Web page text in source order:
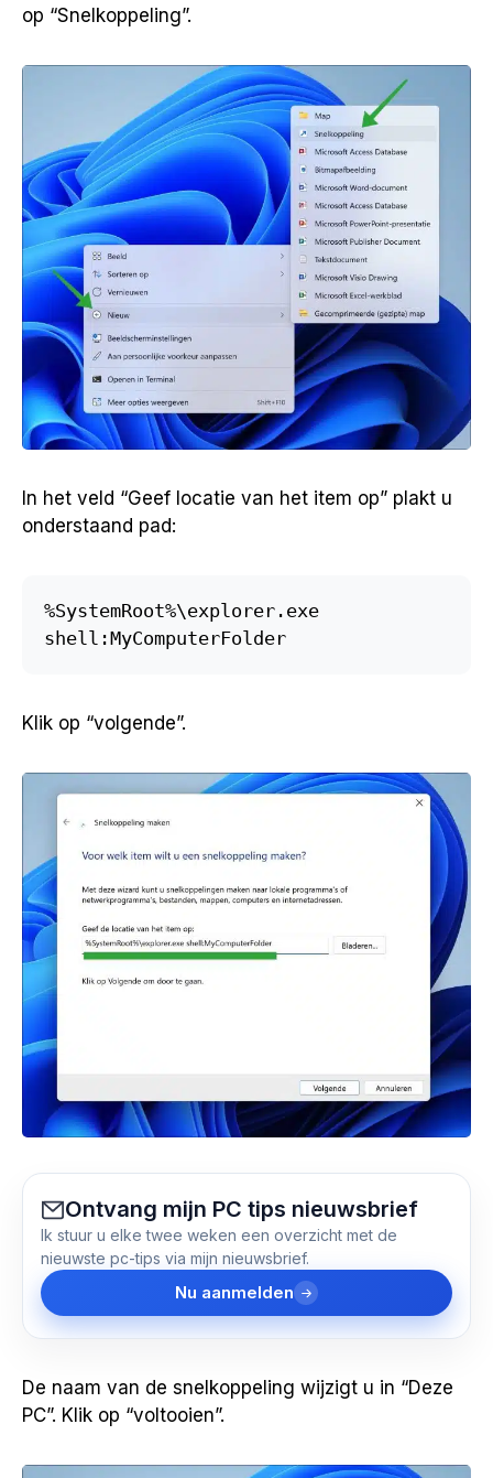
op “Snelkoppeling”.
In het veld “Geef locatie van het item op” plakt u
onderstaand pad:
%SystemRoot%\explorer.exe
shell:MyComputerFolder
Klik op “volgende”.
Ontvang mijn PC tips nieuwsbrief
Ik stuur u elke twee weken een overzicht met de
nieuwste pc-tips via mijn nieuwsbrief.
Nu aanmelden
De naam van de snelkoppeling wijzigt u in “Deze
PC”. Klik op “voltooien”.